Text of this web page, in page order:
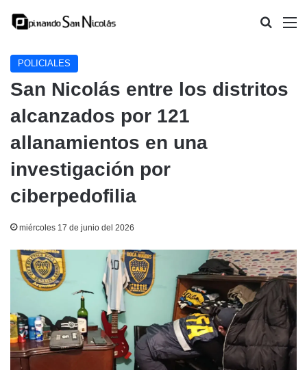
Buscar
POLICIALES
San Nicolás entre los distritos
alcanzados por 121
allanamientos en una
investigación por
ciberpedofilia
miércoles 17 de junio del 2026